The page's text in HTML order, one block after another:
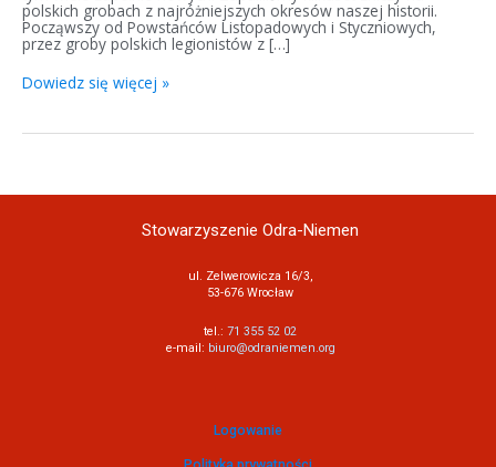
polskich grobach z najróżniejszych okresów naszej historii.
Począwszy od Powstańców Listopadowych i Styczniowych,
przez groby polskich legionistów z […]
Dowiedz się więcej »
Stowarzyszenie Odra-Niemen
ul. Zelwerowicza 16/3,
53-676 Wrocław
tel.: 71 355 52 02
e-mail: biuro@odraniemen.org
Logowanie